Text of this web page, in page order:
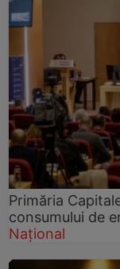
Primăria
consumului de
Național